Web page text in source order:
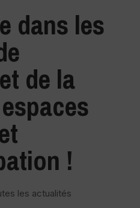
dans les
de la
!
les actualités